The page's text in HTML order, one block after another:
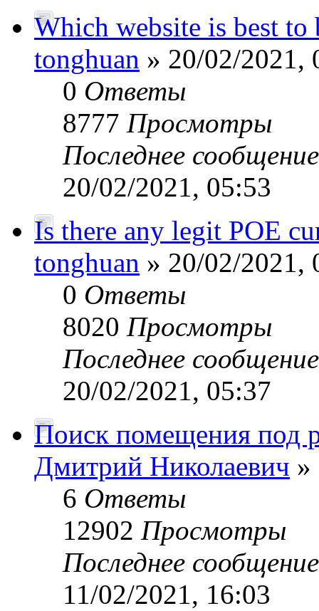
Which website is best to
tonghuan » 20/02/2021,
0 Ответы
8777 Просмотры
Последнее
20/02/2021, 05:53
Is there any legit POE
tonghuan » 20/02/2021,
0 Ответы
8020 Просмотры
Последнее
20/02/2021, 05:37
Поиск помещения под
Дмитрий Николаевич »
6 Ответы
12902 Просмотры
Последнее
11/02/2021, 16:03